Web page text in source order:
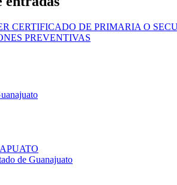
CERTIFICADO DE PRIMARIA O
PREVENTIVAS
de Guanajuato